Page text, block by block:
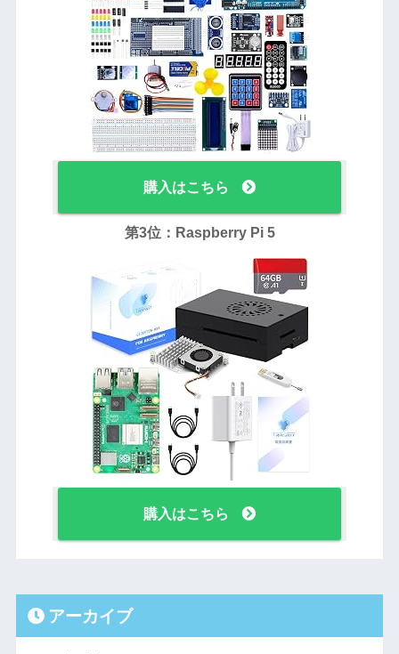
購入はこちら
第3位：Raspberry Pi 5
購入はこちら
アーカイブ